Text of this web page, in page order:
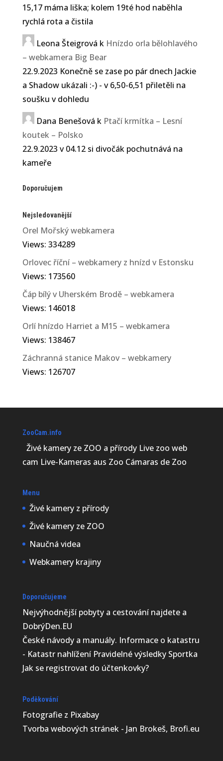
15,17 máma liška; kolem 19té hod naběhla
rychlá rota a čistila
Leona Šteigrová k Hnízdo orla bělohlavého
– webkamera Big Bear
22.9.2023 Konečně se zase po pár dnech Jackie
a Shadow ukázali :-) - v 6,50-6,51 přiletěli na
soušku v dohledu
Dana Benešová k Ptačí krmítka – Lesní
koutek – Polsko
22.9.2023 v 04.12 si divočák pochutnává na
kameře
Doporučujem
Nejsledovanější
Orel Mořský webkamera
Views: 334289
Orlovec říční – webkamery z hnízd v Estonsku
Views: 173560
Čáp bílý v Uherském Brodě – webkamera
Views: 146018
Orlí hnízdo Harriet a M15 – webkamera
Views: 138467
Záchranná stanice Makov – webkamery
Views: 126707
ZooCam.info
Živé kamery ze ZOO a přírody Live zoo web
cam Live-Kameras aus Zoo Cámaras de Zoo
Menu
Živé kamery z přírody
Živé kamery ze ZOO
Naučná videa
Webkamery krajiny
Doporučujeme
Nejvýhodnější pobyty a cestování najdete a
DobrýDen.EU
České návodya manuály. Informace o katastru
- Katastr nahlíženíPravidelné výsledky Sportka
Jak se registrovat do účtenkovky?
Poděkování
Fotografie z Pixabay
Tvorba webových stránek - Jan Brokeš, Brofi.eu